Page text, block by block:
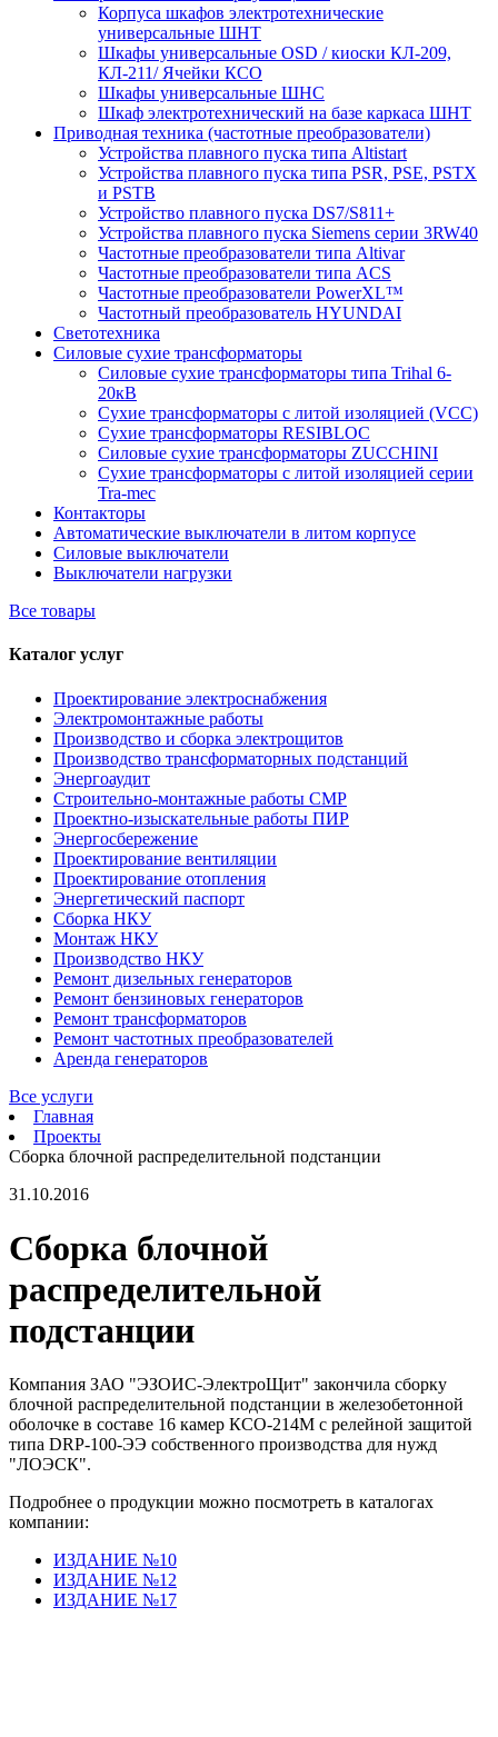
Корпуса шкафов электротехнические
универсальные ШНТ
Шкафы универсальные OSD / киоски КЛ-209,
КЛ-211/ Ячейки КСО
Шкафы универсальные ШНС
Шкаф электротехнический на базе каркаса ШНТ
Приводная техника (частотные преобразователи)
Устройства плавного пуска типа Altistart
Устройства плавного пуска типа PSR, PSE, PSTX
и PSTB
Устройство плавного пуска DS7/S811+
Устройства плавного пуска Siemens серии 3RW40
Частотные преобразователи типа Altivar
Частотные преобразователи типа ACS
Частотные преобразователи PowerXL™
Частотный преобразователь HYUNDAI
Светотехника
Силовые сухие трансформаторы
Силовые сухие трансформаторы типа Trihal 6-
20кВ
Сухие трансформаторы с литой изоляцией (VCC)
Сухие трансформаторы RESIBLOC
Силовые сухие трансформаторы ZUCCHINI
Сухие трансформаторы с литой изоляцией серии
Tra-mec
Контакторы
Автоматические выключатели в литом корпусе
Силовые выключатели
Выключатели нагрузки
Все товары
Каталог услуг
Проектирование электроснабжения
Электромонтажные работы
Производство и сборка электрощитов
Производство трансформаторных подстанций
Энергоаудит
Строительно-монтажные работы СМР
Проектно-изыскательные работы ПИР
Энергосбережение
Проектирование вентиляции
Проектирование отопления
Энергетический паспорт
Сборка НКУ
Монтаж НКУ
Производство НКУ
Ремонт дизельных генераторов
Ремонт бензиновых генераторов
Ремонт трансформаторов
Ремонт частотных преобразователей
Аренда генераторов
Все услуги
Главная
Проекты
Сборка блочной распределительной подстанции
31.10.2016
Сборка блочной
распределительной
подстанции
Компания ЗАО "ЭЗОИС-ЭлектроЩит" закончила сборку
блочной распределительной подстанции в железобетонной
оболочке в составе 16 камер КСО-214М с релейной защитой
типа DRP-100-ЭЭ собственного производства для нужд
"ЛОЭСК".
Подробнее о продукции можно посмотреть в каталогах
компании:
ИЗДАНИЕ №10
ИЗДАНИЕ №12
ИЗДАНИЕ №17